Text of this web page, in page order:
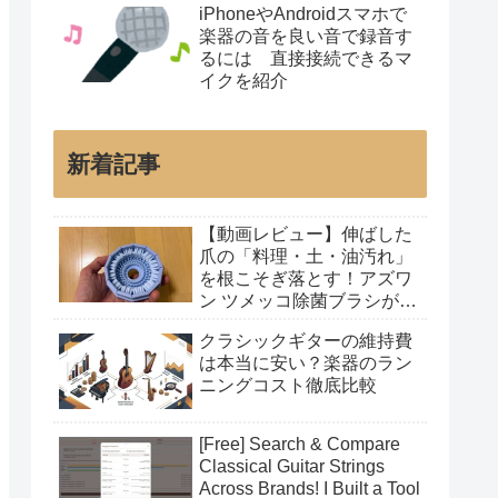
iPhoneやAndroidスマホで
楽器の音を良い音で録音す
るには 直接接続できるマ
イクを紹介
新着記事
【動画レビュー】伸ばした
爪の「料理・土・油汚れ」
を根こそぎ落とす！アズワ
ン ツメッコ除菌ブラシが凄
クラシックギターの維持費
は本当に安い？楽器のラン
ニングコスト徹底比較
[Free] Search & Compare
Classical Guitar Strings
Across Brands! I Built a Tool